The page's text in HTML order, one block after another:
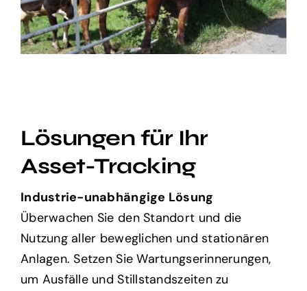
Lösungen für Ihr
Asset-Tracking
Industrie-unabhängige Lösung
Überwachen Sie den Standort und die
Nutzung aller beweglichen und stationären
Anlagen. Setzen Sie Wartungserinnerungen,
um Ausfälle und Stillstandszeiten zu